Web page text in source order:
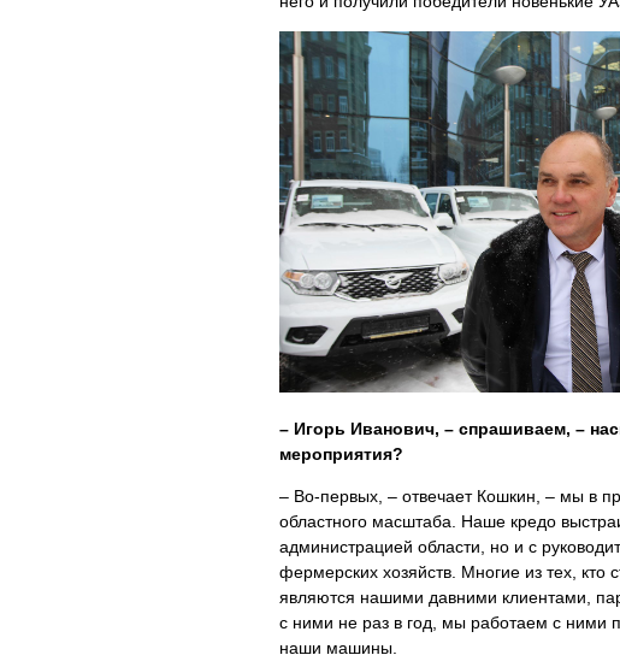
– Игорь Иванович, – спрашиваем, –
мероприятия?
– Во-первых, – отвечает Кошкин, – мы в
областного масштаба. Наше кредо
администрацией области, но и с
фермерских хозяйств. Многие из тех, кто
являются нашими давними клиентами,
с ними не раз в год, мы работаем с ними
наши машины.